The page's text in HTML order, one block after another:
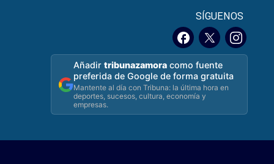
SÍGUENOS
Añadirtribunazamora como fuente
preferida de Google de forma gratuita
Mantente al día con Tribuna: la última hora en
deportes, sucesos, cultura, economía y
empresas.